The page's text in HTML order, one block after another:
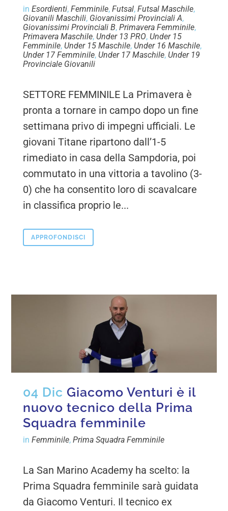
inEsordienti,Femminile,Futsal,Futsal Maschile,
Giovanili Maschili, Giovanissimi Provinciali A,
Giovanissimi Provinciali B,Primavera Femminile,
Primavera Maschile, Under 13 PRO, Under 15
Femminile, Under 15 Maschile, Under 16 Maschile,
Under 17 Femminile, Under 17 Maschile, Under 19
Provinciale Giovanili
SETTORE FEMMINILE La Primavera è
pronta a tornare in campo dopo un fine
settimana privo di impegni ufficiali. Le
giovani Titane ripartono dall’1-5
rimediato in casa della Sampdoria, poi
commutato in una vittoria a tavolino (3-
0) che ha consentito loro di scavalcare
in classifica proprio le...
APPROFONDISCI
04 Dic Giacomo Venturi è il
nuovo tecnico della Prima
Squadra femminile
inFemminile,Prima Squadra Femminile
La San Marino Academy ha scelto: la
Prima Squadra femminile sarà guidata
da Giacomo Venturi. Il tecnico ex